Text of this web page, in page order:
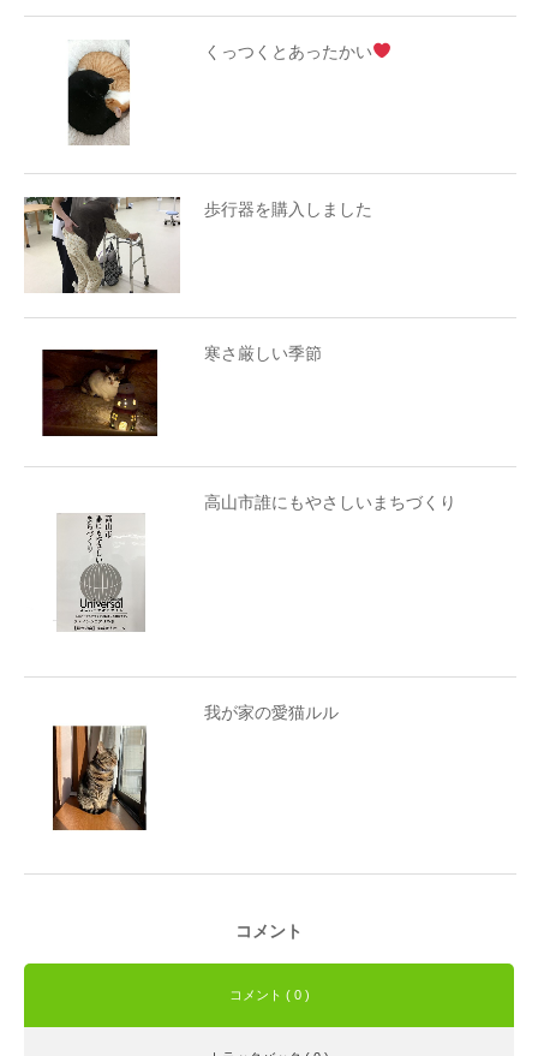
くっつくとあったかい
歩行器を購入しました
寒さ厳しい季節
高山市誰にもやさしいまちづくり
我が家の愛猫ルル
コメント
コメント ( 0 )